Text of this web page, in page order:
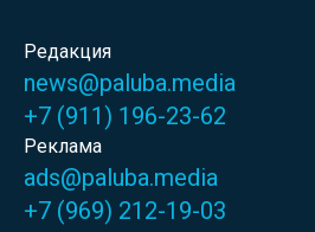
Редакция
news@paluba.media
+7 (911) 196-23-62
Реклама
ads@paluba.media
+7 (969) 212-19-03